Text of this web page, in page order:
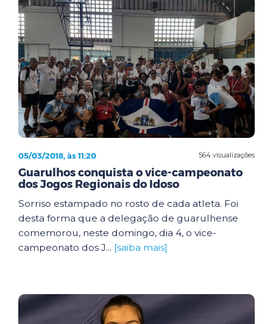
564 visualizações
05/03/2018, às 11:20
Guarulhos conquista o vice-campeonato
dos Jogos Regionais do Idoso
Sorriso estampado no rosto de cada atleta. Foi
desta forma que a delegação de guarulhense
comemorou, neste domingo, dia 4, o vice-
campeonato dos J... [saiba mais]